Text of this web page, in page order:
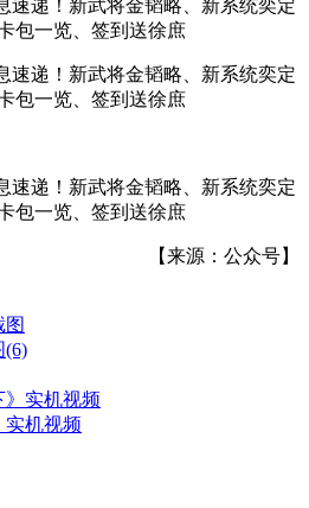
【来源：公众号】
(6)
实机视频